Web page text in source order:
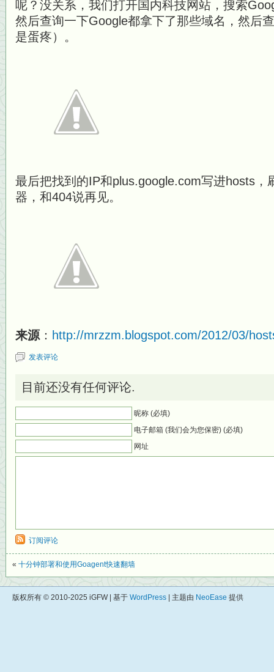
呢？没关系，我们打开国内科技网站，搜索
然后查询一下Google都拿下了那些域名，然后
是蛋疼）。
最后把找到的IP和plus.google.com写进hosts，
器，和404说再见。
来源 ： http://mrzzm.blogspot.com/2012/03/
发表评论
目前还没有任何评论.
昵称 (必填)
电子邮箱 (我们会为您保密) (必填)
网址
订阅评论
« 十分钟部署和使用Goagent快速翻墙
版权所有 © 2010-2025 iGFW | 基于 WordPress | 主题由 NeoEase 提供